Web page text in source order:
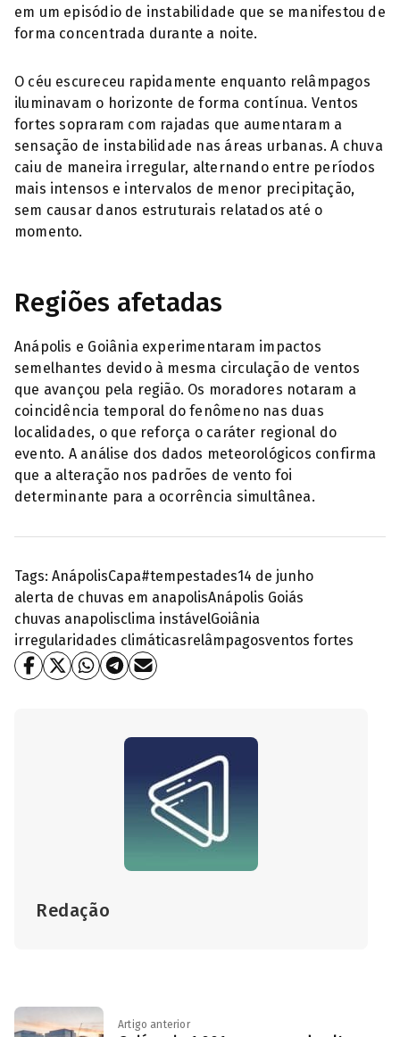
em um episódio de instabilidade que se manifestou de
forma concentrada durante a noite.
O céu escureceu rapidamente enquanto relâmpagos
iluminavam o horizonte de forma contínua. Ventos
fortes sopraram com rajadas que aumentaram a
sensação de instabilidade nas áreas urbanas. A chuva
caiu de maneira irregular, alternando entre períodos
mais intensos e intervalos de menor precipitação,
sem causar danos estruturais relatados até o
momento.
Regiões afetadas
Anápolis e Goiânia experimentaram impactos
semelhantes devido à mesma circulação de ventos
que avançou pela região. Os moradores notaram a
coincidência temporal do fenômeno nas duas
localidades, o que reforça o caráter regional do
evento. A análise dos dados meteorológicos confirma
que a alteração nos padrões de vento foi
determinante para a ocorrência simultânea.
Tags: AnápolisCapa#tempestades14 de junho
alerta de chuvas em anapolisAnápolis Goiás
chuvas anapolisclima instávelGoiânia
irregularidades climáticasrelâmpagosventos fortes
Redação
Artigo anterior